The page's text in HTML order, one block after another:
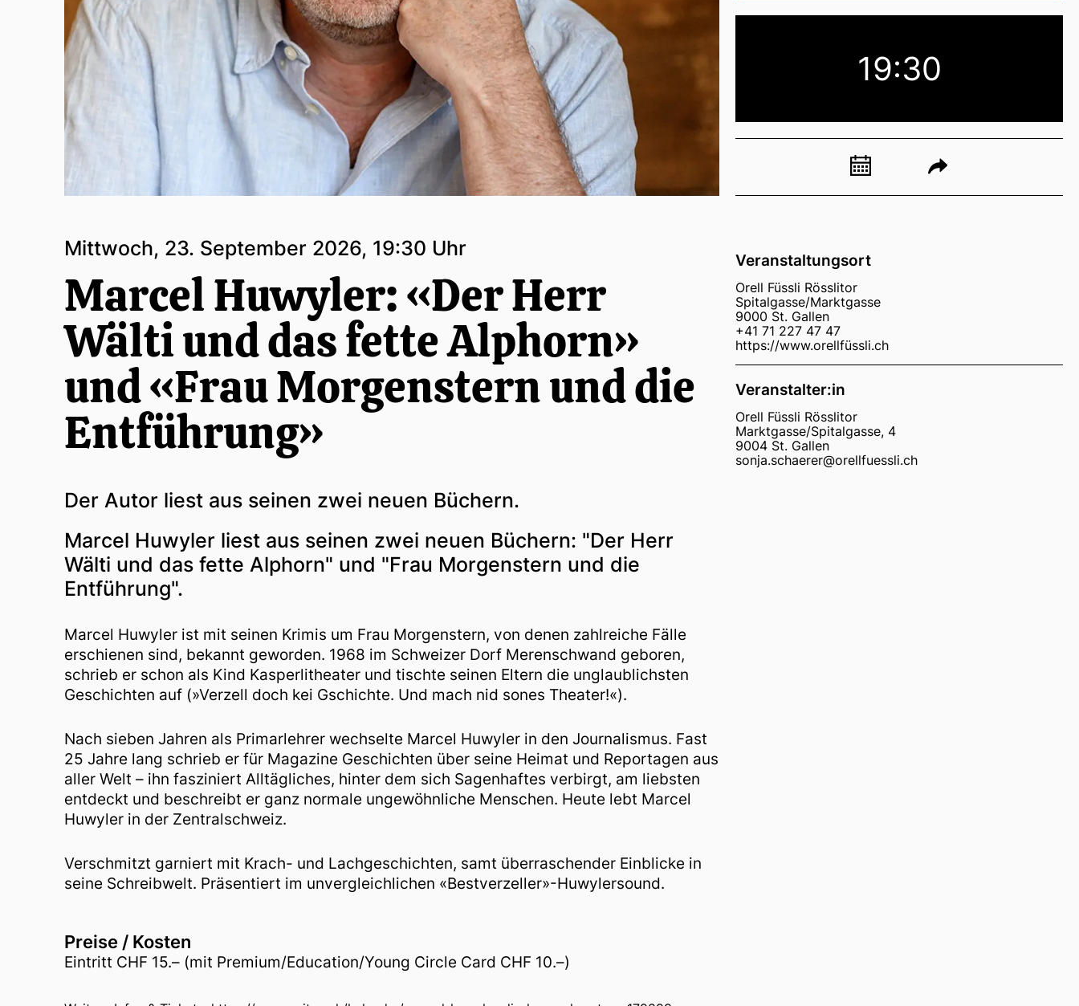
19:30
Veranstaltungsort
Orell Füssli Rösslitor
Spitalgasse/Marktgasse
9000 St. Gallen
+41 71 227 47 47
https://www.orellfüssli.ch
Veranstalter:in
Orell Füssli Rösslitor
Marktgasse/Spitalgasse, 4
9004 St. Gallen
sonja.schaerer@orellfuessli.ch
Mittwoch, 23. September 2026, 19:30 Uhr
Marcel Huwyler: «Der Herr
Wälti und das fette Alphorn»
und «Frau Morgenstern und die
Entführung»
Der Autor liest aus seinen zwei neuen Büchern.
Marcel Huwyler liest aus seinen zwei neuen Büchern: "Der Herr
Wälti und das fette Alphorn" und "Frau Morgenstern und die
Entführung".
Marcel Huwyler ist mit seinen Krimis um Frau Morgenstern, von denen zahlreiche Fälle
erschienen sind, bekannt geworden. 1968 im Schweizer Dorf Merenschwand geboren,
schrieb er schon als Kind Kasperlitheater und tischte seinen Eltern die unglaublichsten
Geschichten auf (»Verzell doch kei Gschichte. Und mach nid sones Theater!«).
Nach sieben Jahren als Primarlehrer wechselte Marcel Huwyler in den Journalismus. Fast
25 Jahre lang schrieb er für Magazine Geschichten über seine Heimat und Reportagen aus
aller Welt – ihn fasziniert Alltägliches, hinter dem sich Sagenhaftes verbirgt, am liebsten
entdeckt und beschreibt er ganz normale ungewöhnliche Menschen. Heute lebt Marcel
Huwyler in der Zentralschweiz.
Verschmitzt garniert mit Krach- und Lachgeschichten, samt überraschender Einblicke in
seine Schreibwelt. Präsentiert im unvergleichlichen «Bestverzeller»-Huwylersound.
Preise / Kosten
Eintritt CHF 15.– (mit Premium/Education/Young Circle Card CHF 10.–)